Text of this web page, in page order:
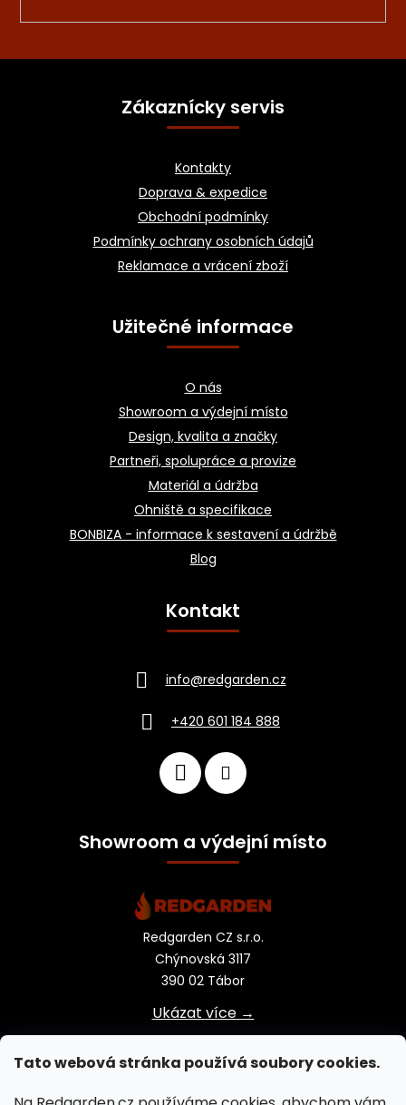
Tato webová stránka používá soubory cookies.
Z
Zákaznícky servis
Kontakty
Doprava & expedice
Obchodní podmínky
Podmínky ochrany osobních údajů
Reklamace a vrácení zboží
Užitečné informace
O nás
Showroom a výdejní místo
Design, kvalita a značky
Partneři, spolupráce a provize
Materiál a údržba
Ohniště a specifikace
BONBIZA - informace k sestavení a údržbě
Blog
Kontakt
info@redgarden.cz
+420 601 184 888
Showroom a výdejní místo
Redgarden CZ s.r.o.
Chýnovská 3117
390 02 Tábor
Ukázat více →